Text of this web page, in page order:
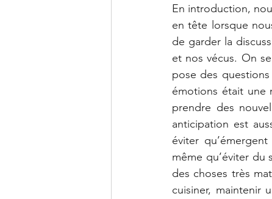
En introduction,
en tête lorsque
de garder la
et nos vécus. On
pose des
émotions était une
prendre des
anticipation est
éviter
même qu’éviter
des choses très
cuisiner, maintenir